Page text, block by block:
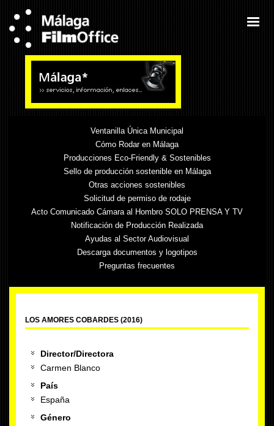
Ventanilla Única Municipal
Cómo Rodar en Málaga
Producciones Eco-Friendly & Sostenibles
Sello de producción sostenible en Málaga
Otras acciones sostenibles
Solicitud de permiso de rodaje
Acto Comunicado Cámara al Hombro SOLO PRENSA Y TV
Notificación de Producción Realizada
Ayudas al Sector Audiovisual
Descarga documentos y logotipos
Preguntas frecuentes
LOS AMORES COBARDES (2016)
Director/Directora
Carmen Blanco
País
España
Género